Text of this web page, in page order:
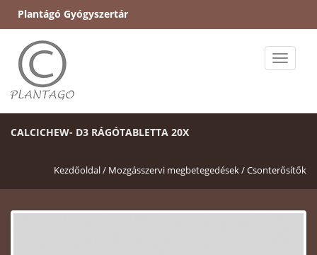
Plantágó Gyógyszertár
Toggle
CALCICHEW- D3 RÁGÓTABLETTA 20X
Kezdőoldal / Mozgásszervi megbetegedések /Csonterősítők